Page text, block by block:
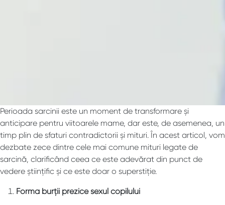
Perioada sarcinii este un moment de transformare și
anticipare pentru viitoarele mame, dar este, de asemenea, un
timp plin de sfaturi contradictorii și mituri. În acest articol, vom
dezbate zece dintre cele mai comune mituri legate de
sarcină, clarificând ceea ce este adevărat din punct de
vedere științific și ce este doar o superstiție.
Forma burții prezice sexul copilului